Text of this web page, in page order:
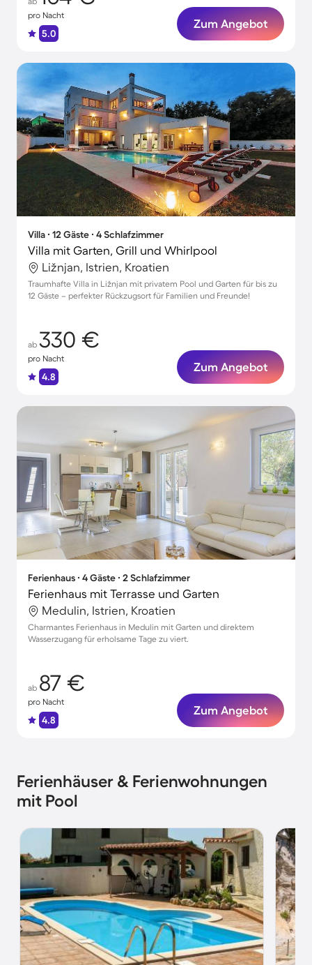
pro Nacht
5.0
Zum Angebot
Villa ∙ 12 Gäste ∙ 4 Schlafzimmer
Villa mit Garten, Grill und Whirlpool
Ližnjan, Istrien, Kroatien
Traumhafte Villa in Ližnjan mit privatem Pool und Garten für bis zu
12 Gäste – perfekter Rückzugsort für Familien und Freunde!
ab 330 €
pro Nacht
4.8
Zum Angebot
Ferienhaus ∙ 4 Gäste ∙ 2 Schlafzimmer
Ferienhaus mit Terrasse und Garten
Medulin, Istrien, Kroatien
Charmantes Ferienhaus in Medulin mit Garten und direktem
Wasserzugang für erholsame Tage zu viert.
ab 87 €
pro Nacht
4.8
Zum Angebot
Ferienhäuser & Ferienwohnungen
mit Pool